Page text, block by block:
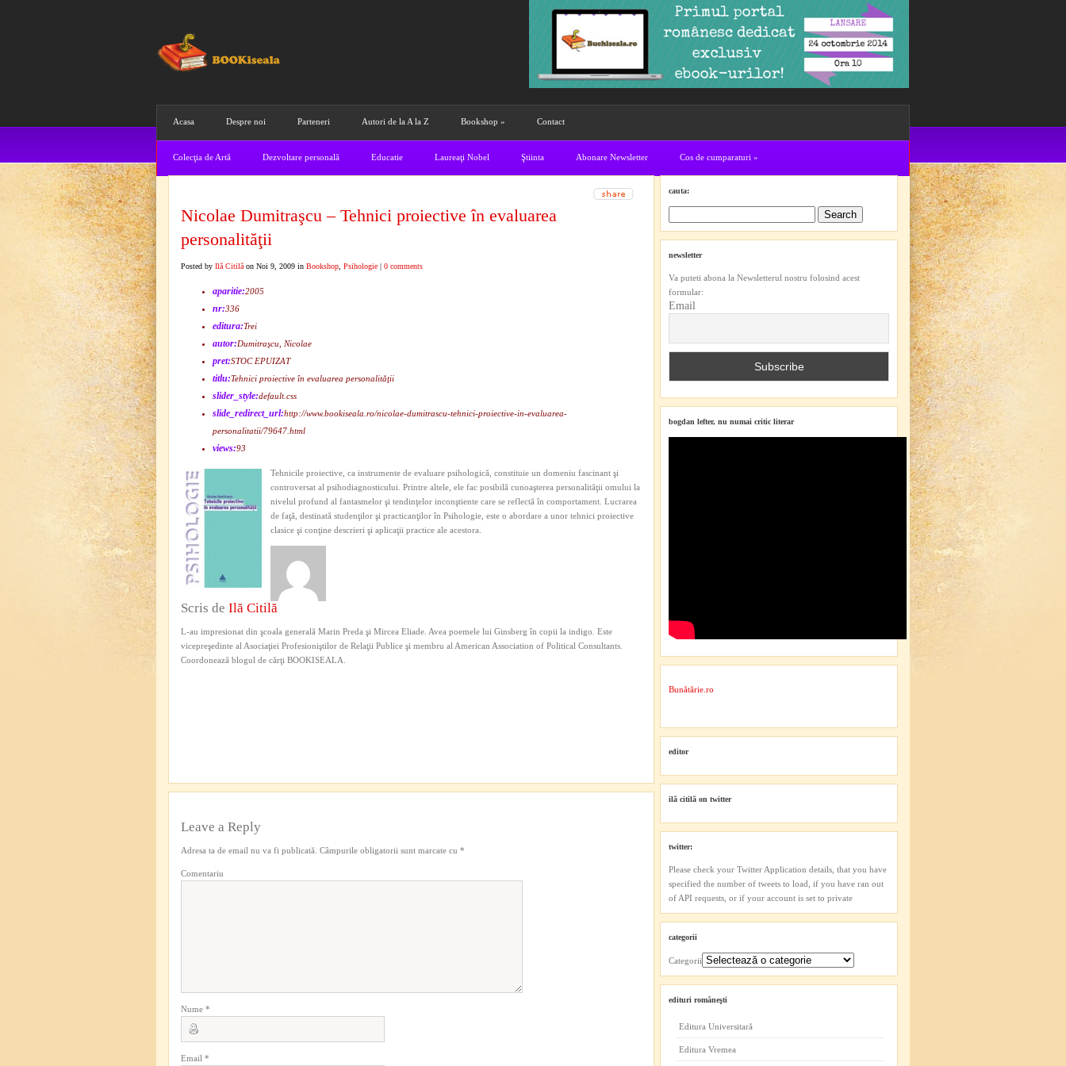
Acasa Despre noi Parteneri Autori de la A la Z Bookshop » Contact
Colecţia de Artă Dezvoltare personală Educatie Laureaţi Nobel Ştiinta Abonare Newsletter Cos de cumparaturi »
Nicolae Dumitraşcu – Tehnici proiective în evaluarea
personalităţii
Posted by Ilă Citilă on Noi 9, 2009 in Bookshop Psihologie | 0 comments
aparitie:2005
nr:336
editura:Trei
autor:Dumitraşcu, Nicolae
pret:STOC EPUIZAT
titlu:Tehnici proiective în evaluarea personalităţii
slider_style:default.css
slide_redirect_url:http://www.bookiseala.ro/nicolae-dumitrascu-tehnici-proiective-in-evaluarea-
personalitatii/79647.html
views:93
Tehnicile proiective, ca instrumente de evaluare psihologică, constituie un domeniu fascinant şi
controversat al psihodiagnosticului. Printre altele, ele fac posibilă cunoaşterea personalităţii omului la
nivelul profund al fantasmelor şi tendinţelor inconştiente care se reflectă în comportament. Lucrarea
de faţă, destinată studenţilor şi practicanţilor în Psihologie, este o abordare a unor tehnici proiective
clasice şi conţine descrieri şi aplicaţii practice ale acestora.
Scris de Ilă Citilă
L-au impresionat din şcoala generală Marin Preda şi Mircea Eliade. Avea poemele lui Ginsberg în copii la indigo. Este
vicepreşedinte al Asociaţiei Profesioniştilor de Relaţii Publice şi membru al American Association of Political Consultants.
Coordonează blogul de cărţi BOOKISEALA.
Leave a Reply
Adresa ta de email nu va fi publicată. Câmpurile obligatorii sunt marcate cu *
Comentariu
Nume *
Email *
cauta:
newsletter
Va puteti abona la Newsletterul nostru folosind acest
formular:
Email
bogdan lefter, nu numai critic literar
Bunătărie.ro
editor
ilă citilă on twitter
twitter:
Please check your Twitter Application details, that you have
specified the number of tweets to load, if you have ran out
of API requests, or if your account is set to private
categorii
Categorii
edituri româneşti
Editura Universitară
Editura Vremea